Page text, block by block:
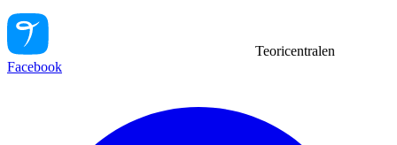
Teoricentralen
Facebook